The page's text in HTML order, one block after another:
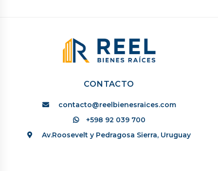
CONTACTO
contacto@reelbienesraices.com
+598 92 039 700
Av.Roosevelt y Pedragosa Sierra, Uruguay